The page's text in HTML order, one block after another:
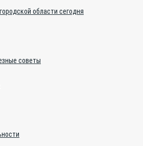
области сегодня
советы